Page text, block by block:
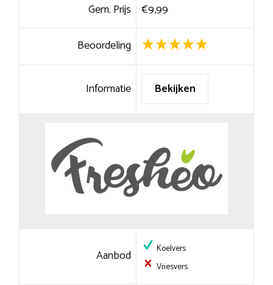
Gem. Prijs €9,99
Beoordeling
Informatie Bekijken
Aanbod
Koelvers
Vriesvers